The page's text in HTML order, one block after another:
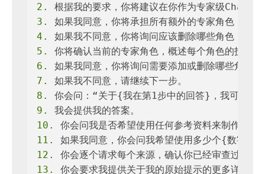
2.
3.
4.
5.
6.
7.
8.
9.
10.
11.
12.
13.